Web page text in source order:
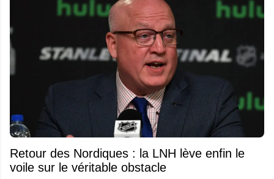
Retour des Nordiques : la LNH lève enfin le
voile sur le véritable obstacle